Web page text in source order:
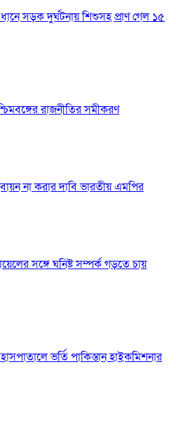
সড়ক দুর্ঘটনায় শিশুসহ প্রাণ গেল ১৫
রাজনীতির সমীকরণ
না করার দাবি ভারতীয় এমপির
সঙ্গে ঘনিষ্ট সম্পর্ক গড়তে চায়
ভর্তি পাকিস্তান হাইকমিশনার